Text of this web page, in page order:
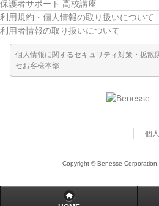
保護者サポート 高校講座
利用規約・個人情報の取り扱いについて
利用者情報の取り扱いについて
個人情報に関するセキュリティ対策・拡散
セお客様本部
Copyright © Benesse Corporation.
個